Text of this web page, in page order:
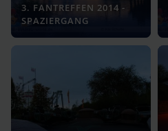
3. FANTREFFEN 2014 -
SPAZIERGANG